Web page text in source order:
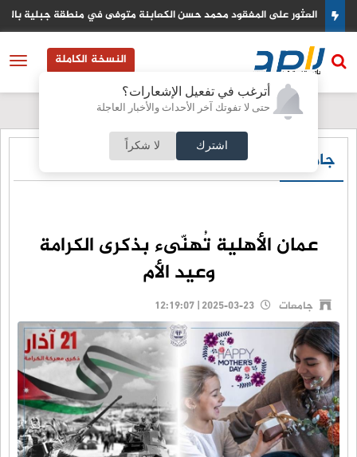
أترغب في تفعيل الإشعارات؟
حتى لا تفوتك آخر الأحداث والأخبار العاجلة
اشترك لا شكراً
العثور على المفقود محمد حسن الكعابنة متوفى في منطقة جبلية
النسخة الكاملة
جامعات
عمان الأهلية تُهنّىء بذكرى الكرامة
وعيد الأم
جامعات